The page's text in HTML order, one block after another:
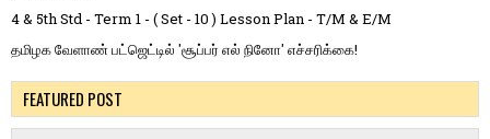
4 & 5th Std - Term 1 - ( Set - 10 ) Lesson Plan - T/M & E/M
தமிழக வேளாண் பட்ஜெட்டில் 'சூப்பர் எல் நினோ' எச்சரிக்கை!
FEATURED POST